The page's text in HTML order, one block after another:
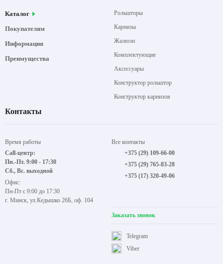
Каталог
Покупателям
Информация
Преимущества
Рольшторы
Карнизы
Жалюзи
Комплектующие
Аксессуары
Конструктор рольштор
Конструктор карнизов
Контакты
Время работы
Call-центр:
Пн.-Пт. 9:00 - 17:30
Сб., Вс. выходной
Офис:
Пн-Пт с 9:00 до 17:30
г. Минск, ул.Кедышко 26Б, оф. 104
Все контакты
+375 (29) 109-66-00
+375 (29) 765-83-28
+375 (17) 320-49-06
Заказать звонок
Viber
Telegram